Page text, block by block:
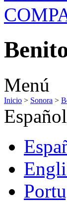
Menú
Inicio > Sonora >
Español